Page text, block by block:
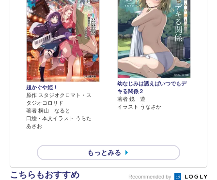
超かぐや姫！
原作 スタジオクロマト・ス
タジオコロリド
著者 桐山 なると
口絵・本文イラスト うらた
あさお
幼なじみは誘えばいつでもデ
キる関係２
著者 鏡 遊
イラスト うなさか
もっとみる
こちらもおすすめ Recommended by